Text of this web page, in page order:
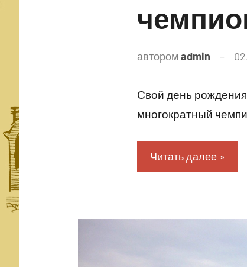
автором admin
Свой день
многократный
Читать далее